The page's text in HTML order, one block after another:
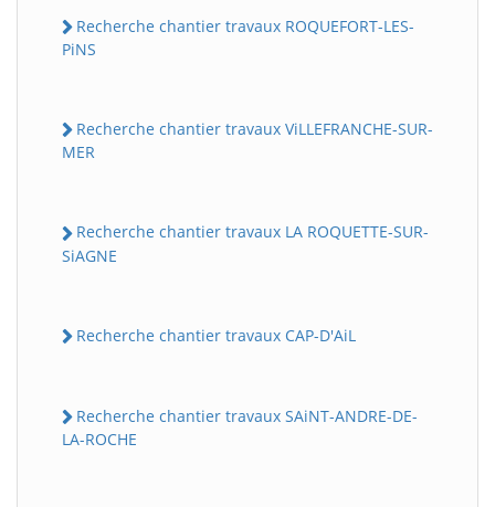
Recherche chantier travaux ROQUEFORT-LES-
PiNS
Recherche chantier travaux ViLLEFRANCHE-SUR-
MER
Recherche chantier travaux LA ROQUETTE-SUR-
SiAGNE
Recherche chantier travaux CAP-D'AiL
Recherche chantier travaux SAiNT-ANDRE-DE-
LA-ROCHE